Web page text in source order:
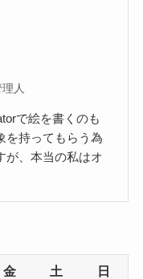
人
で絵を書くのも
を持ってもらう為
が、本当の私はオ
金 土 日